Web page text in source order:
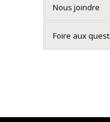
Nous joindre
Foire aux